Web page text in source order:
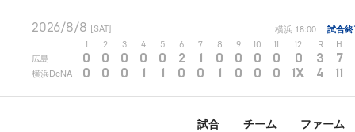
2026/8/8 [SAT] 横浜 18:00 試合
2 3 4 5 6 7 8 9 10 12 R H
広島 0 0 0 0 0 2 1 0 0 0 0 0 3 7
横浜DeNA 0 0 0 1 1 0 0 1 0 0 0 1X 4 11
試合 チーム ファーム